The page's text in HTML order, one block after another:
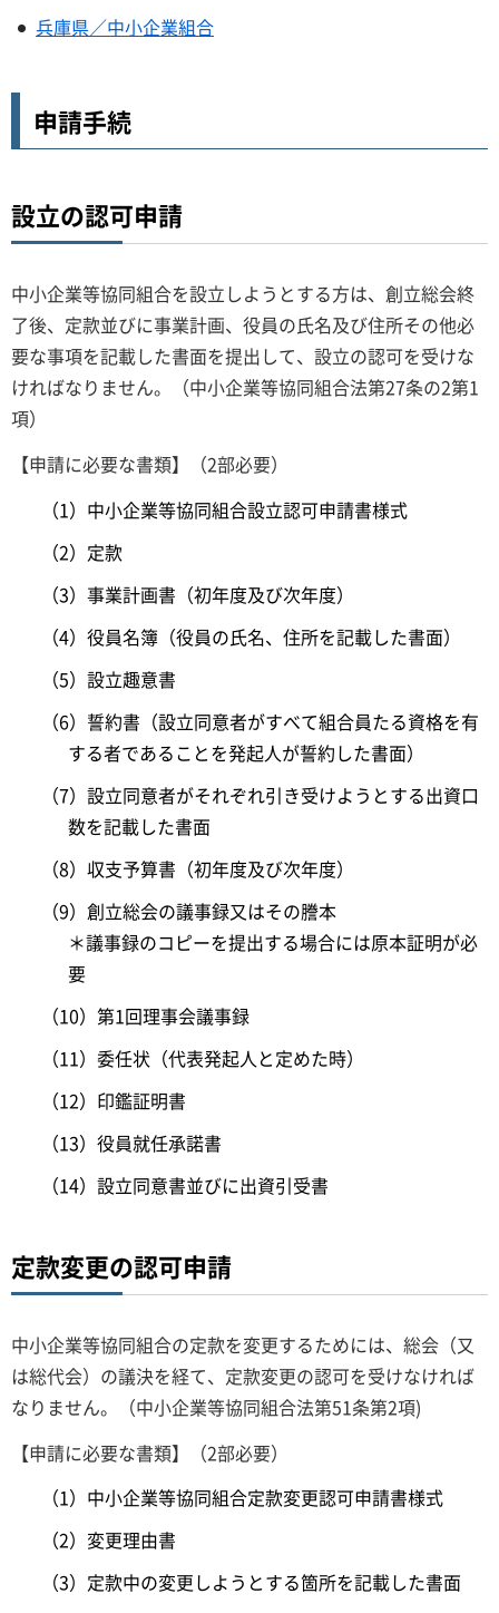
兵庫県／中小企業組合
申請手続
設立の認可申請
中小企業等協同組合を設立しようとする方は、創立総会終
了後、定款並びに事業計画、役員の氏名及び住所その他必
要な事項を記載した書面を提出して、設立の認可を受けな
ければなりません。（中小企業等協同組合法第27条の2第1
項）
【申請に必要な書類】（2部必要）
（1）中小企業等協同組合設立認可申請書様式
（2）定款
（3）事業計画書（初年度及び次年度）
（4）役員名簿（役員の氏名、住所を記載した書面）
（5）設立趣意書
（6）誓約書（設立同意者がすべて組合員たる資格を有
する者であることを発起人が誓約した書面）
（7）設立同意者がそれぞれ引き受けようとする出資口
数を記載した書面
（8）収支予算書（初年度及び次年度）
（9）創立総会の議事録又はその謄本
＊議事録のコピーを提出する場合には原本証明が必
要
（10）第1回理事会議事録
（11）委任状（代表発起人と定めた時）
（12）印鑑証明書
（13）役員就任承諾書
（14）設立同意書並びに出資引受書
定款変更の認可申請
中小企業等協同組合の定款を変更するためには、総会（又
は総代会）の議決を経て、定款変更の認可を受けなければ
なりません。（中小企業等協同組合法第51条第2項)
【申請に必要な書類】（2部必要）
（1）中小企業等協同組合定款変更認可申請書様式
（2）変更理由書
（3）定款中の変更しようとする箇所を記載した書面